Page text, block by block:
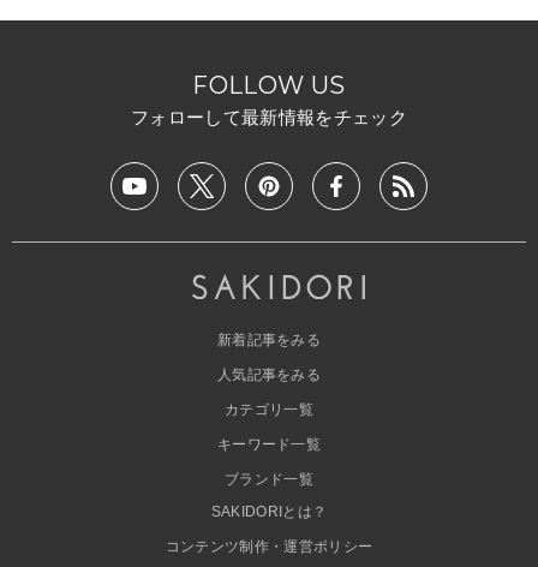
FOLLOW US
フォローして最新情報をチェック
新着記事をみる
人気記事をみる
カテゴリ一覧
キーワード一覧
ブランド一覧
SAKIDORIとは？
コンテンツ制作・運営ポリシー